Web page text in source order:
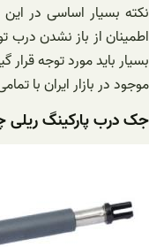
نکته بسیار اساسی در
اطمینان از باز نشدن درب
بسیار باید مورد توجه
موجود در بازار ایران با
جک درب پارکینگ ریلی